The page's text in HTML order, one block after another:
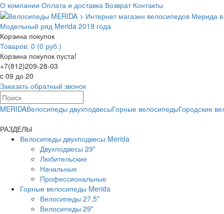
О компании Оплата и доставка Возврат Контакты
Модельный ряд Merida 2019 года
Корзина покупок
Товаров: 0 (0 руб.)
Корзина покупок пуста!
+7(812)209-28-03
c 09 до 20
Заказать обратный звонок
MERIDAВелосипеды двухподвесыГорные велосипедыГородские
РАЗДЕЛЫ
Велосипеды двухподвесы Merida
Двухподвесы 29"
Любительские
Начальные
Профессиональные
Горные велосипеды Merida
Велосипеды 27,5"
Велосипеды 29"